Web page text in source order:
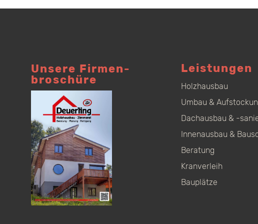
Unsere Firmen­
broschüre
Leistungen
Holzhausbau
Umbau &
Dachausbau & -
Innenausbau &
Beratung
Kranverleih
Bauplätze